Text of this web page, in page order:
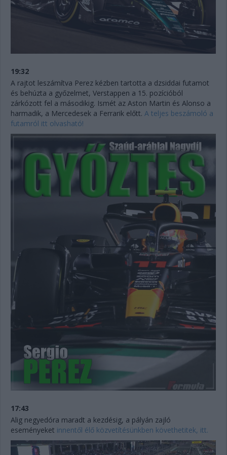
19:32
A rajtot leszámítva Perez kézben tartotta a dzsiddai futamot
és behúzta a győzelmet, Verstappen a 15. pozícióból
zárkózott fel a másodikig. Ismét az Aston Martin és Alonso a
harmadik, a Mercedesek a Ferrarik előtt. A teljes beszámoló a
futamról itt olvasható!
17:43
Alig negyedóra maradt a kezdésig, a pályán zajló
eseményeket innentől élő közvetítésünkben követhetitek, itt.